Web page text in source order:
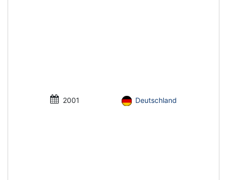
2001 Deutschland